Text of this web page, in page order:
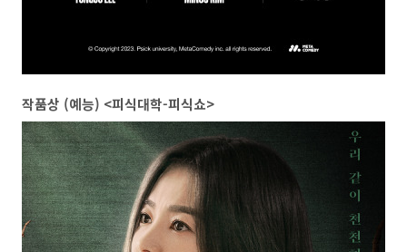
작품상 (예능) <피식대학-피식쇼>